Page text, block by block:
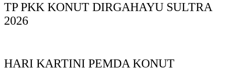
TP PKK KONUT DIRGAHAYU SULTRA
2026
HARI KARTINI PEMDA KONUT